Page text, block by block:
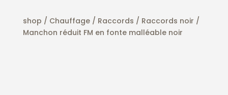
shop / Chauffage/ Raccords / Raccords noir /
Manchon réduit FM en fonte malléable noir